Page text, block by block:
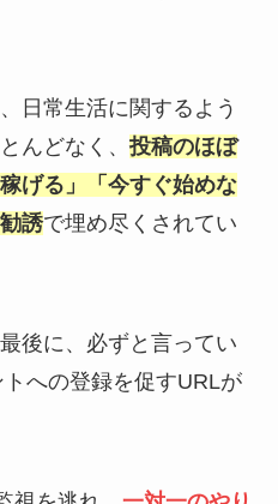
日常生活に関するよう
んどなく、 投稿のほぼ
げる」「今すぐ始めな
誘で埋め尽くされてい
後に、必ずと言ってい
への登録を促すURLが